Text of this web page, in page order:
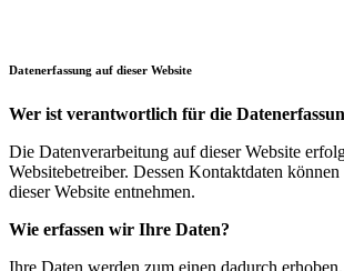
Datenerfassung auf dieser Website
Wer ist verantwortlich für die
Die Datenverarbeitung auf dieser Website
Websitebetreiber. Dessen Kontaktdaten
dieser Website entnehmen.
Wie erfassen wir Ihre Daten?